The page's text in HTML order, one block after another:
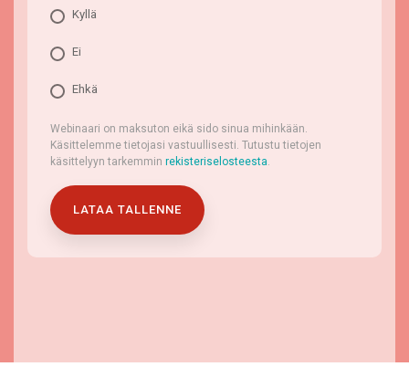
Kyllä
Ei
Ehkä
Webinaari on maksuton eikä sido sinua mihinkään.
Käsittelemme tietojasi vastuullisesti. Tutustu tietojen
käsittelyyn tarkemmin rekisteriselosteesta.